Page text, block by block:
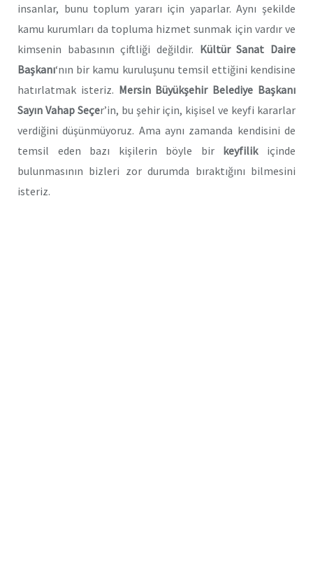
insanlar, bunu toplum yararı için yaparlar. Aynı şekilde
kamu kurumları da topluma hizmet sunmak için vardır ve
kimsenin babasının çiftliği değildir. Kültür Sanat Daire
Başkanı‘nın bir kamu kuruluşunu temsil ettiğini kendisine
hatırlatmak isteriz. Mersin Büyükşehir Belediye Başkanı
Sayın Vahap Seçer’in, bu şehir için, kişisel ve keyfi kararlar
verdiğini düşünmüyoruz. Ama aynı zamanda kendisini de
temsil eden bazı kişilerin böyle bir keyfilikiçinde
bulunmasının bizleri zor durumda bıraktığını bilmesini
isteriz.